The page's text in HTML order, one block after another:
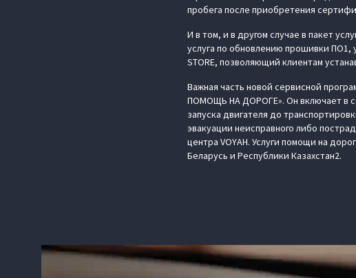
пробега после приобретения
И в том, и в другом случае в пакет
услуга по обновлению прошивки ПО1,
STORE, позволяющий клиентам
Важная часть новой сервисной
ПОМОЩЬ НА ДОРОГЕ». Он включает в
запуска двигателя до
эвакуации неисправного либо
центра VOYAH. Услуги помощи на
Беларусь и Республики Казахстан2.